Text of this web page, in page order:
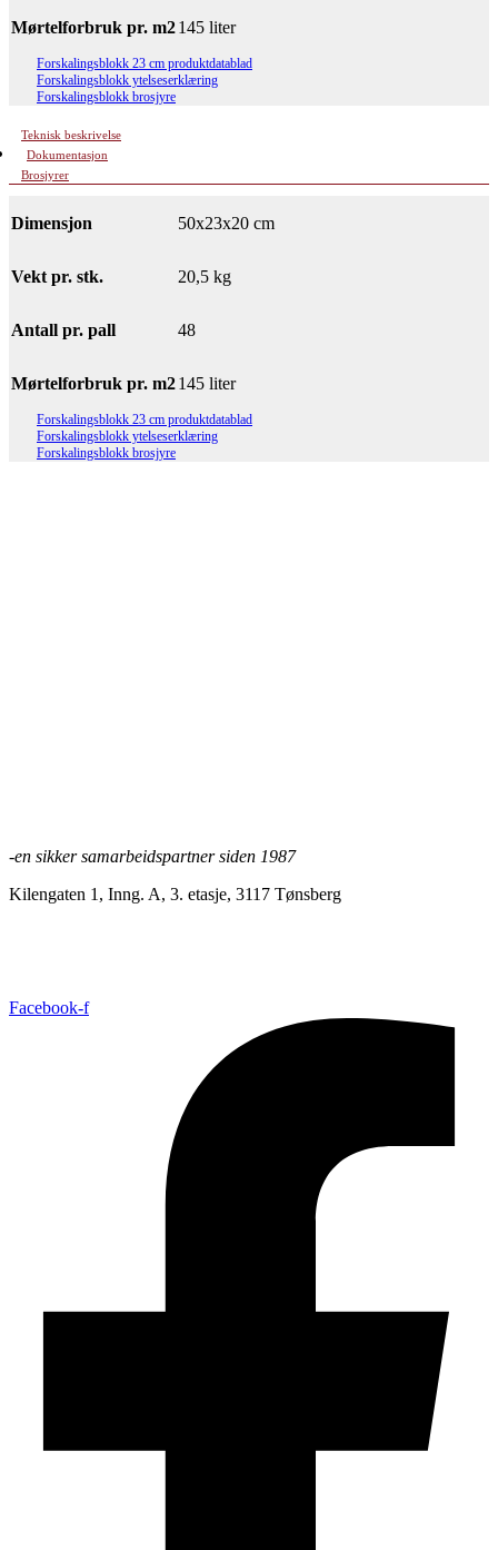
Mørtelforbruk pr. m2145 liter
Forskalingsblokk 23 cm produktdatablad
Forskalingsblokk ytelseserklæring
Forskalingsblokk brosjyre
Teknisk beskrivelse
Dokumentasjon
Brosjyrer
Dimensjon 50x23x20 cm
Vekt pr. stk. 20,5 kg
Antall pr. pall 48
Mørtelforbruk pr. m2145 liter
Forskalingsblokk 23 cm produktdatablad
Forskalingsblokk ytelseserklæring
Forskalingsblokk brosjyre
-en sikker samarbeidspartner siden 1987
Kilengaten 1, Inng. A, 3. etasje, 3117 Tønsberg
Facebook-f